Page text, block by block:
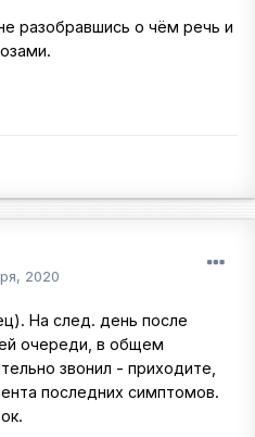
разобравшись о чём речь и
2020
На след. день после
очереди, в общем
звонил - приходите,
последних симптомов.